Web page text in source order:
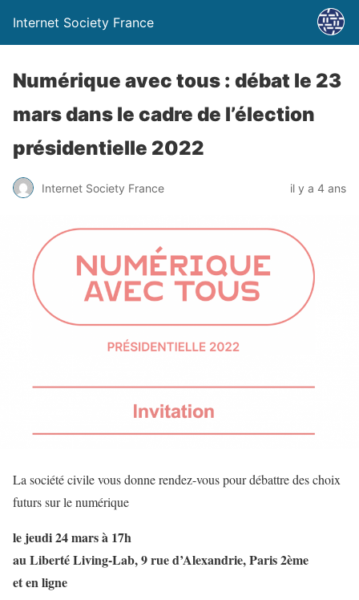
Internet Society France
Numérique avec tous : débat le 23
mars dans le cadre de l’élection
présidentielle 2022
Internet Society France il y a 4 ans
La société civile vous donne rendez-vous pour débattre des choix
futurs sur le numérique
le jeudi 24 mars à 17h
au Liberté Living-Lab, 9 rue d’Alexandrie, Paris 2ème
et en ligne